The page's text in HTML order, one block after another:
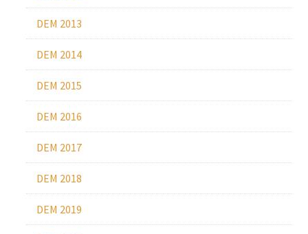
DEM 2013
DEM 2014
DEM 2015
DEM 2016
DEM 2017
DEM 2018
DEM 2019